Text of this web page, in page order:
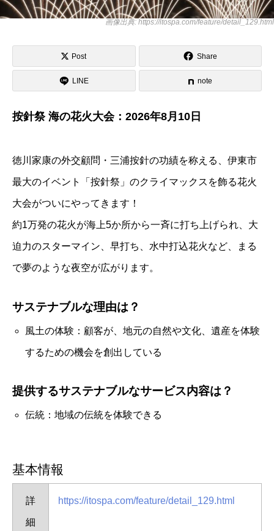
画像出典: https://itospa.com/feature/detail_129.html
Post Share
LINE note
按針祭 海の花火大会：2026年8月10日
徳川家康の外交顧問・三浦按針の功績を称える、伊東市
最大のイベント「按針祭」のクライマックスを飾る花火
大会がついにやってきます！
約1万発の花火が海上5か所から一斉に打ち上げられ、大
迫力のスターマイン、早打ち、水中打込花火など、まる
で夢のような夜空が広がります。
サステナブルな理由は？
風土の体験：顧客が、地元の自然や文化、遺産を体験
するための機会を創出している
提供するサステナブルなサービス内容は？
伝統：地域の伝統を体験できる
基本情報
詳
細
https://itospa.com/feature/detail_129.html